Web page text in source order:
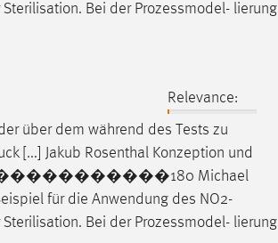
Bei der Prozessmodel- lierung
Relevance:
über dem während des Tests zu
[...] Jakub Rosenthal Konzeption und
Michael
für die Anwendung des NO2-
Bei der Prozessmodel- lierung